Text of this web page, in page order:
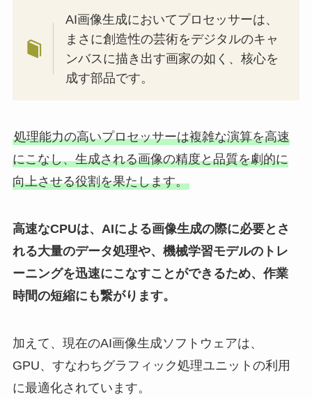
AI画像生成においてプロセッサーは、
まさに創造性の芸術をデジタルのキャ
ンバスに描き出す画家の如く、核心を
成す部品です。
処理能力の高いプロセッサーは複雑な演算を高速
にこなし、生成される画像の精度と品質を劇的に
向上させる役割を果たします。
高速なCPUは、AIによる画像生成の際に必要とさ
れる大量のデータ処理や、機械学習モデルのトレ
ーニングを迅速にこなすことができるため、作業
時間の短縮にも繋がります。
加えて、現在のAI画像生成ソフトウェアは、
GPU、すなわちグラフィック処理ユニットの利用
に最適化されています。